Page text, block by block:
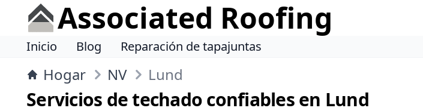
Associated Roofing
Inicio Blog Reparación de tapajuntas
Hogar NV Lund
Servicios de techado confiables en Lund